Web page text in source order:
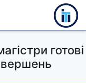
готові